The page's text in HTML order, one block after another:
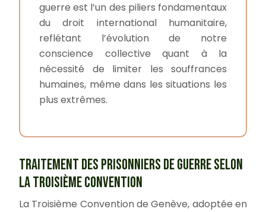
guerre est l’un des piliers fondamentaux
du droit international humanitaire,
reflétant l’évolution de notre
conscience collective quant à la
nécessité de limiter les souffrances
humaines, même dans les situations les
plus extrêmes.
TRAITEMENT DES PRISONNIERS DE GUERRE SELON
LA TROISIÈME CONVENTION
La Troisième Convention de Genève, adoptée en